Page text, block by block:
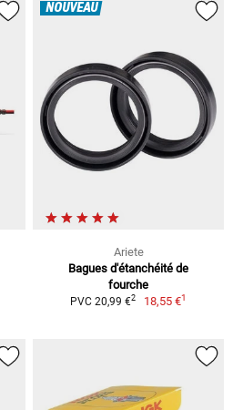
NOUVEAU
Ariete
Bagues d'étanchéité de
fourche
PVC 20,99 €2 18,55 €1